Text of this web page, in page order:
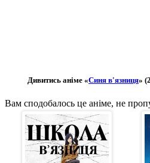
Дивитись аніме «Синя в'язниця»
Вам сподобалось це аніме, не